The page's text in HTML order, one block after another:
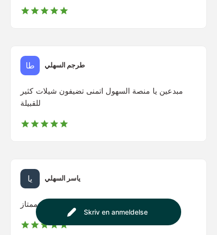
Skriv en anmeldelse
طرجم السهلي
مبدعين يا منصة السهول اتمنى تضيفون شيلات كثير
للقبيلة
ياسر السهلي
ممتاز 🤩🔥